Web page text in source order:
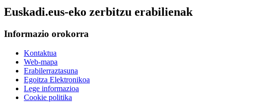
Euskadi.eus-eko zerbitzu erabilienak
Informazio orokorra
Kontaktua
Web-mapa
Erabilerraztasuna
Egoitza Elektronikoa
Lege informazioa
Cookie politika